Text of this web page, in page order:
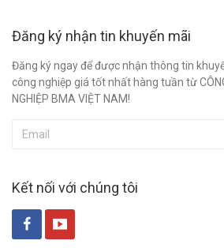
Đăng ký nhận tin khuyến mãi
Đăng ký ngay để được nhận thông tin
công nghiệp giá tốt nhất hàng tuần từ
NGHIỆP BMA VIỆT NAM!
Kết nối với chúng tôi